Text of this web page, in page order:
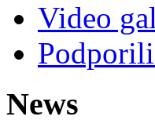
Video
News